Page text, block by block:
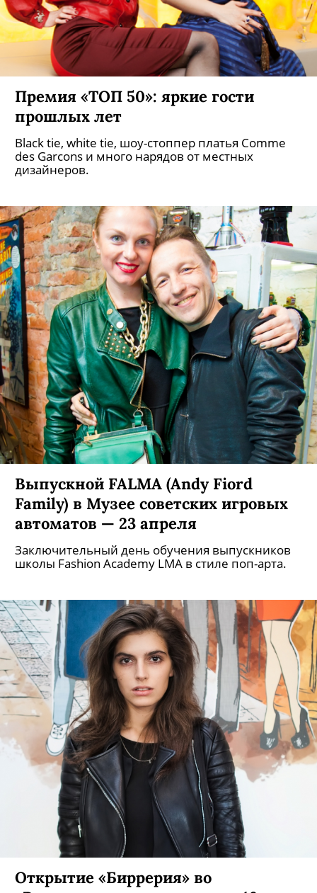
Премия «ТОП 50»: яркие гости
прошлых лет
Black tie, white tie, шоу-стоппер платья Comme
des Garcons и много нарядов от местных
дизайнеров.
Выпускной FALMA (Andy Fiord
Family) в Музее советских игровых
автоматов — 23 апреля
Заключительный день обучения выпускников
школы Fashion Academy LMA в стиле поп-арта.
Открытие «Биррерия» во